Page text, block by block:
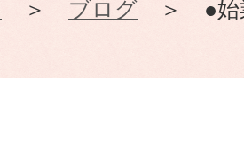
幼
稚
＞ ブログ ＞ ●始